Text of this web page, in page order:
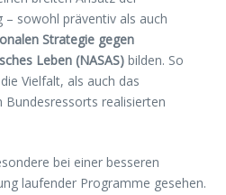
sowohl präventiv als auch
Strategie gegen
Leben (NASAS) bilden. So
Vielfalt, als auch das
realisierten
bei einer besseren
laufender Programme gesehen.